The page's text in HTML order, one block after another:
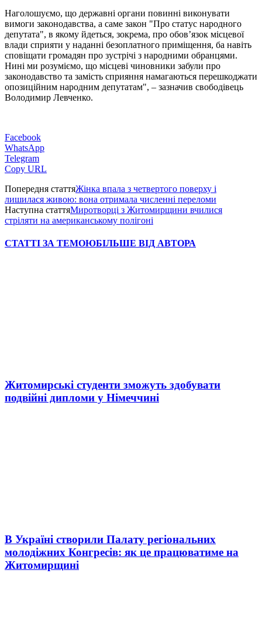
Наголошуємо, що державні органи повинні виконувати
вимоги законодавства, а саме закон "Про статус народного
депутата", в якому йдеться, зокрема, про обов’язок місцевої
влади сприяти у наданні безоплатного приміщення, ба навіть
сповіщати громадян про зустрічі з народними обранцями.
Нині ми розуміємо, що місцеві чиновники забули про
законодавство та замість сприяння намагаються перешкоджати
опозиційним народним депутатам", – зазначив свободівець
Володимир Левченко.
Facebook
WhatsApp
Telegram
Copy URL
Попередня статтяЖінка впала з четвертого поверху і
лишилася живою: вона отримала численні переломи
Наступна статтяМиротворці з Житомирщини вчилися
стріляти на американському полігоні
СТАТТІ ЗА ТЕМОЮБІЛЬШЕ ВІД АВТОРА
Житомирські студенти зможуть здобувати
подвійні дипломи у Німеччині
В Україні створили Палату регіональних
молодіжних Конгресів: як це працюватиме на
Житомирщині